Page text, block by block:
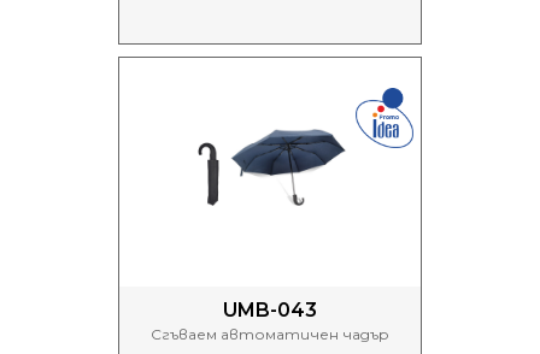
UMB-043
Сгъваем автоматичен чадър